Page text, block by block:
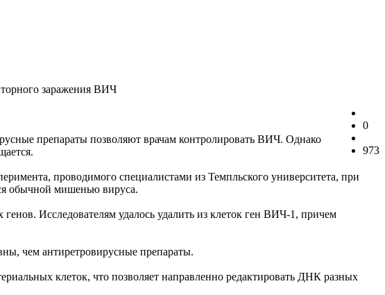
заражения ВИЧ
0
973
препараты позволяют врачам контролировать ВИЧ. Однако
проводимого специалистами из Темпльского университета, при
обычной мишенью вируса.
Исследователям удалось удалить из клеток ген ВИЧ-1, причем
чем антиретровирусные препараты.
клеток, что позволяет направленно редактировать ДНК разных